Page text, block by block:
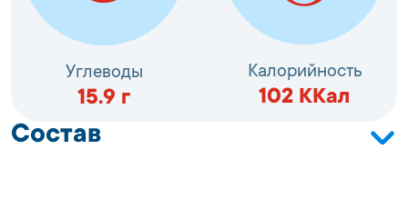
Углеводы
15.9 г
Калорийность
102 ККал
Состав